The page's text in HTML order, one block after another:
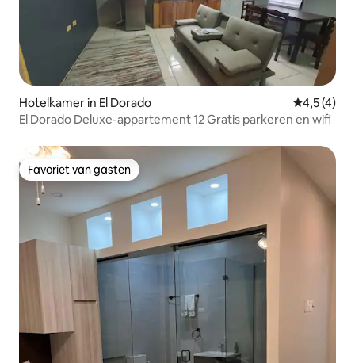
Hotelkamer in El Dorado
4,5 (4)
El Dorado Deluxe-appartement 12 Gratis parkeren en wifi
Favoriet van gasten
Favoriet van gasten